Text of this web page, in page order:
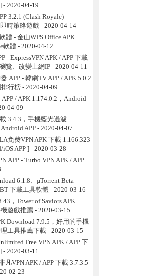
- 2020-04-19
3.2.1 (Clash Royale)
時策略遊戲- 2020-04-14
體 - 金山WPS Office APK
軟體 - 2020-04-12
- ExpressVPN APK / APP 下載
覽、改變上網IP- 2020-04-11
APP - 韓劇TV APP / APK 5.0.2
行榜- 2020-04-09
/ APK 1.174.0.2，Android
04-09
3.4.3，手機藍光過濾
APP- 2020-04-07
免费VPN APK 下載 1.166.323
iOS APP ]- 2020-03-28
APP - Turbo VPN APK / APP
6.1.8、µTorrent Beta
下載工具軟體 - 2020-03-16
，Tower of Saviors APK
遊戲推薦- 2020-03-15
Download 7.9.5，好用的手機
工具推薦下載- 2020-03-15
Free VPN APK / APP 下
- 2020-03-11
凡VPN APK / APP 下載 3.7.3.5
02-23